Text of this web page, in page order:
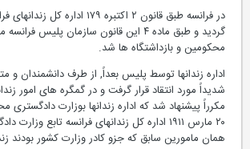
در فرانسه طبق قانون ۲ اکتبره ۱۷۹ اداره
گردید و طبق ماده ۴ این قانون سازمان پلیس فرانسه
محکومین و بازداشتگاه ها شد.
اداره زندانها توسط پلیس بعداً, از طرف دانشمندان و
شدیداً مورد انتقاد قرار گرفت و در گمگره های امور
مکرراً پیشنهاد شد که اداره زندانها بوزارت دادگستری
۲۰ مارس ۱۹۱۱ اداره کل زندانهای فرانسه تابع وزارت
همان مامورین سابق که جزو کادر وزارت کشور بودند